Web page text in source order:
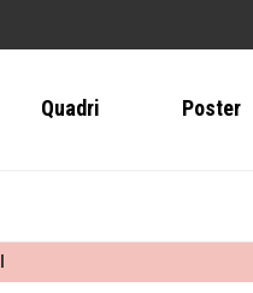
Quadri Poster